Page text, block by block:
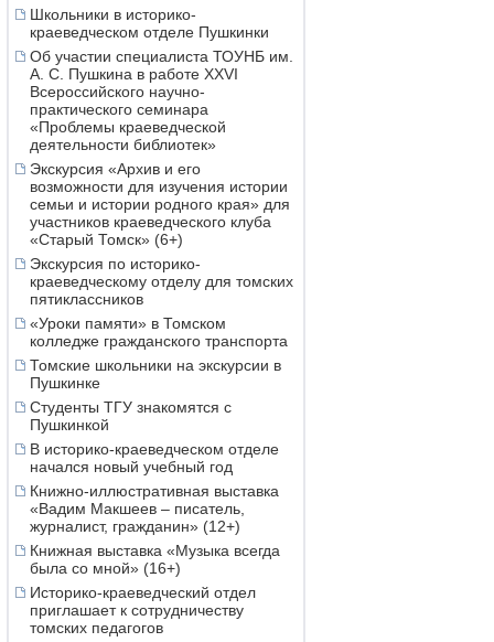
Школьники в историко-
краеведческом отделе Пушкинки
Об участии специалиста ТОУНБ им.
А. С. Пушкина в работе XXVI
Всероссийского научно-
практического семинара
«Проблемы краеведческой
деятельности библиотек»
Экскурсия «Архив и его
возможности для изучения истории
семьи и истории родного края» для
участников краеведческого клуба
«Старый Томск» (6+)
Экскурсия по историко-
краеведческому отделу для томских
пятиклассников
«Уроки памяти» в Томском
колледже гражданского транспорта
Томские школьники на экскурсии в
Пушкинке
Студенты ТГУ знакомятся с
Пушкинкой
В историко-краеведческом отделе
начался новый учебный год
Книжно-иллюстративная выставка
«Вадим Макшеев – писатель,
журналист, гражданин» (12+)
Книжная выставка «Музыка всегда
была со мной» (16+)
Историко-краеведческий отдел
приглашает к сотрудничеству
томских педагогов